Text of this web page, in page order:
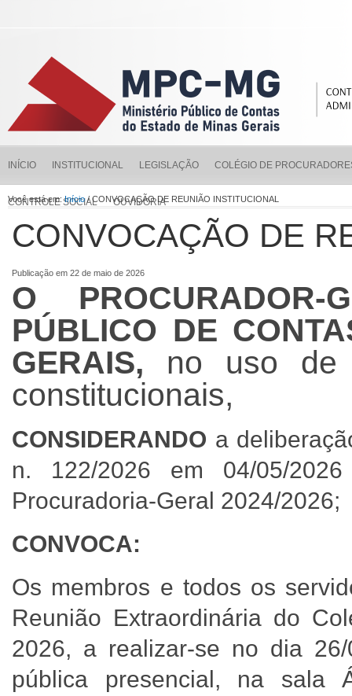
INÍCIO INSTITUCIONAL LEGISLAÇÃO COLÉGIO DE
CONTROLE SOCIAL OUVIDORIA
Você está em:Início/ CONVOCAÇÃO DE REUNIÃO INSTITUCIONAL
CONVOCAÇÃO DE
Publicação em 22 de maio de 2026
O PROCURADOR-
PÚBLICO DE
GERAIS, no uso de
constitucionais,
CONSIDERANDO a
n. 122/2026 em 04/05/
Procuradoria-Geral 2024/2026;
CONVOCA:
Os membros e todos os
Reunião Extraordinária do
2026, a realizar-se no dia
pública presencial, na sala